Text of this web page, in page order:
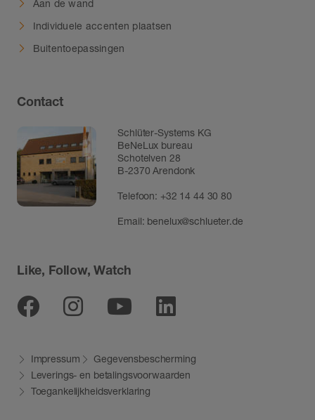
Aan de wand
Individuele accenten plaatsen
Buitentoepassingen
Contact
Schlüter-Systems KG
BeNeLux bureau
Schotelven 28
B-2370 Arendonk
Telefoon: +32 14 44 30 80
Email: benelux@schlueter.de
Like, Follow, Watch
Facebook
Instagram
YoutubeLinkedin
Impressum
Gegevensbescherming
Leverings- en betalingsvoorwaarden
Toegankelijkheidsverklaring